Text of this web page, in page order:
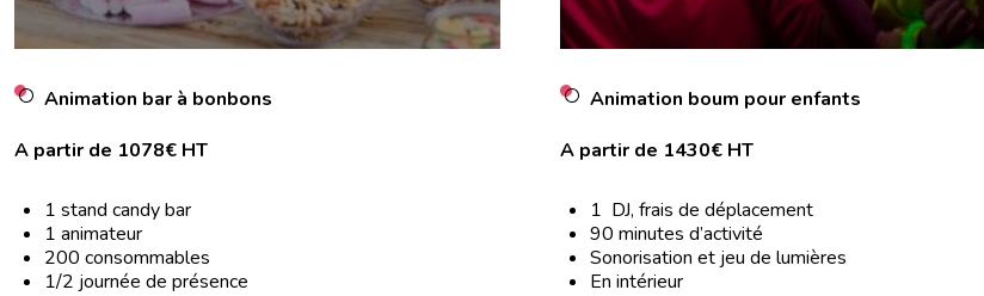
Animation bar à bonbons
A partir de 1078€ HT
1 stand candy bar
1 animateur
200 consommables
1/2 journée de présence
Animation boum pour enfants
A partir de 1430€ HT
1 DJ, frais de déplacement
90 minutes d’activité
Sonorisation et jeu de lumières
En intérieur